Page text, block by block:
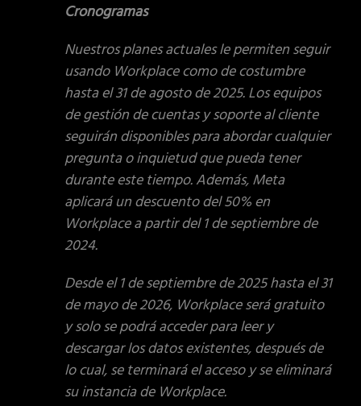
Cronogramas
Nuestros planes actuales le permiten seguir
usando Workplace como de costumbre
hasta el 31 de agosto de 2025. Los equipos
de gestión de cuentas y soporte al cliente
seguirán disponibles para abordar cualquier
pregunta o inquietud que pueda tener
durante este tiempo. Además, Meta
aplicará un descuento del 50% en
Workplace a partir del 1 de septiembre de
2024.
Desde el 1 de septiembre de 2025 hasta el 31
de mayo de 2026, Workplace será gratuito
y solo se podrá acceder para leer y
descargar los datos existentes, después de
lo cual, se terminará el acceso y se eliminará
su instancia de Workplace.